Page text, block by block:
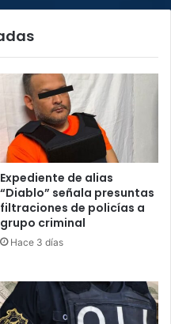
Expediente de alias
“Diablo” señala presuntas
filtraciones de policías a
grupo criminal
Hace 3 días